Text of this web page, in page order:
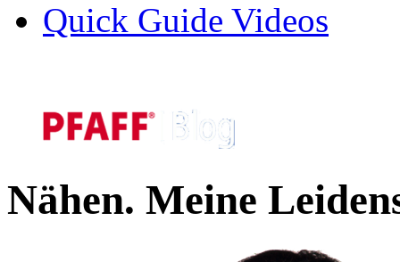
Quick Guide Videos
Nähen. Meine